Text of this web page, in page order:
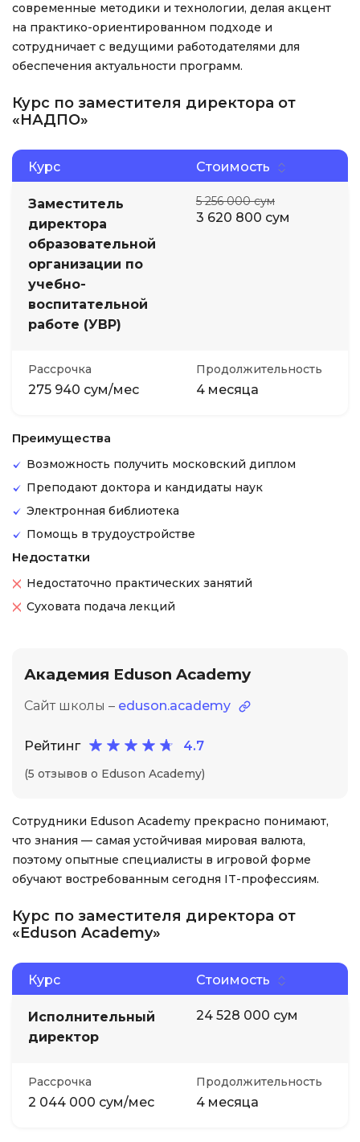
современные методики и технологии, делая акцент
на практико-ориентированном подходе и
сотрудничает с ведущими работодателями для
обеспечения актуальности программ.
Курс по заместителя директора от
«НАДПО»
Курс Стоимость
Заместитель
директора
образовательной
организации по
учебно-
воспитательной
работе (УВР)
5 256 000 сум
3 620 800 сум
Рассрочка
275 940 сум/мес
Продолжительность
4 месяца
Преимущества
Возможность получить московский диплом
Преподают доктора и кандидаты наук
Электронная библиотека
Помощь в трудоустройстве
Недостатки
Недостаточно практических занятий
Суховата подача лекций
Академия Eduson Academy
Сайт школы – eduson.academy
Рейтинг 4.7
(5 отзывов о Eduson Academy)
Сотрудники Eduson Academy прекрасно понимают,
что знания — самая устойчивая мировая валюта,
поэтому опытные специалисты в игровой форме
обучают востребованным сегодня IT-профессиям.
Курс по заместителя директора от
«Eduson Academy»
Курс Стоимость
Исполнительный
директор
24 528 000 сум
Рассрочка
2 044 000 сум/мес
Продолжительность
4 месяца